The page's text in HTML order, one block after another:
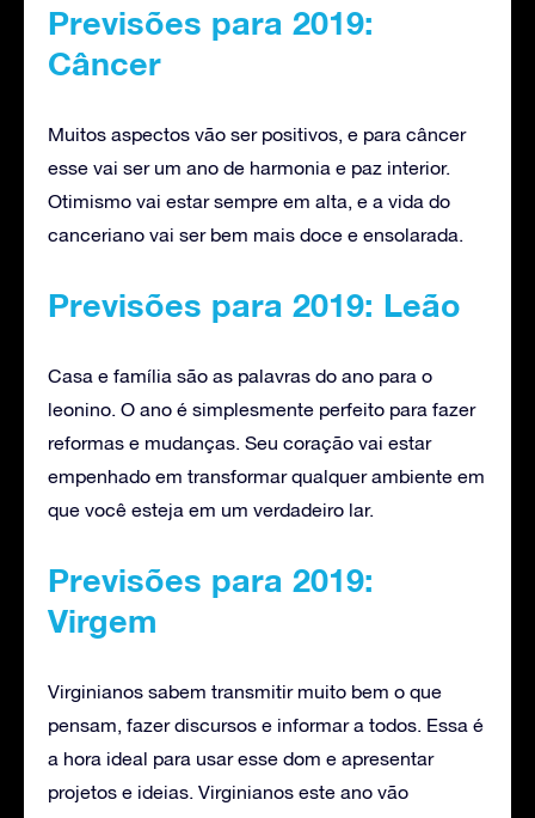
Previsões para 2019:
Câncer
Muitos aspectos vão ser positivos, e para câncer
esse vai ser um ano de harmonia e paz interior.
Otimismo vai estar sempre em alta, e a vida do
canceriano vai ser bem mais doce e ensolarada.
Previsões para 2019: Leão
Casa e família são as palavras do ano para o
leonino. O ano é simplesmente perfeito para fazer
reformas e mudanças. Seu coração vai estar
empenhado em transformar qualquer ambiente em
que você esteja em um verdadeiro lar.
Previsões para 2019:
Virgem
Virginianos sabem transmitir muito bem o que
pensam, fazer discursos e informar a todos. Essa é
a hora ideal para usar esse dom e apresentar
projetos e ideias. Virginianos este ano vão